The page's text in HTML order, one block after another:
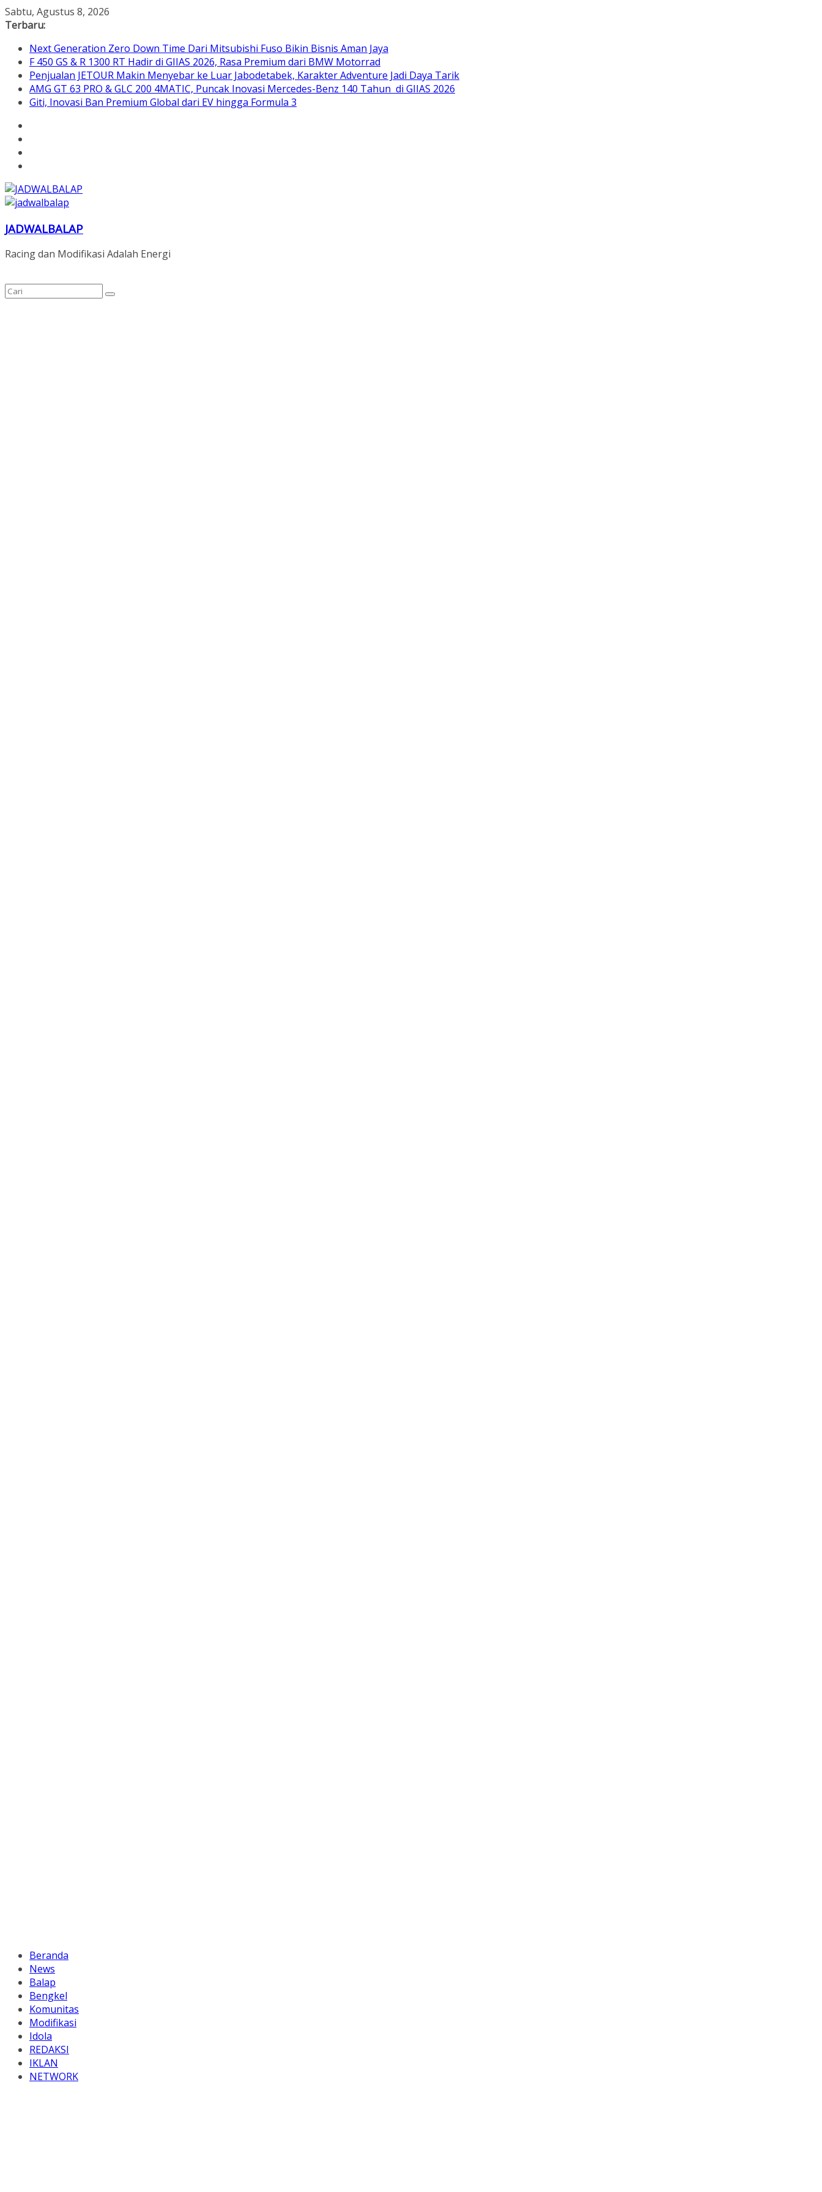
Skip
to
Sabtu, Agustus 8, 2026
Terbaru:
Next Generation Zero Down Time Dari Mitsubishi Fuso Bikin Bisnis Aman Jaya
F 450 GS & R 1300 RT Hadir di GIIAS 2026, Rasa Premium dari BMW Motorrad
Penjualan JETOUR Makin Menyebar ke Luar Jabodetabek, Karakter Adventure Jadi Daya Tarik
AMG GT 63 PRO & GLC 200 4MATIC, Puncak Inovasi Mercedes-Benz 140 Tahun di GIIAS 2026
Giti, Inovasi Ban Premium Global dari EV hingga Formula 3
JADWALBALAP
Racing dan Modifikasi Adalah Energi
Beranda
News
Balap
Bengkel
Komunitas
Modifikasi
Idola
REDAKSI
IKLAN
NETWORK